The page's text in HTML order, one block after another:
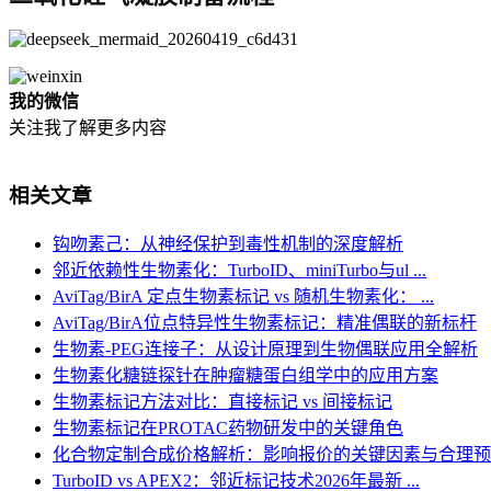
我的微信
关注我了解更多内容
相关文章
钩吻素己：从神经保护到毒性机制的深度解析
邻近依赖性生物素化：TurboID、miniTurbo与ul ...
AviTag/BirA 定点生物素标记 vs 随机生物素化： ...
AviTag/BirA位点特异性生物素标记：精准偶联的新标杆
生物素-PEG连接子：从设计原理到生物偶联应用全解析
生物素化糖链探针在肿瘤糖蛋白组学中的应用方案
生物素标记方法对比：直接标记 vs 间接标记
生物素标记在PROTAC药物研发中的关键角色
化合物定制合成价格解析：影响报价的关键因素与合理
TurboID vs APEX2：邻近标记技术2026年最新 ...